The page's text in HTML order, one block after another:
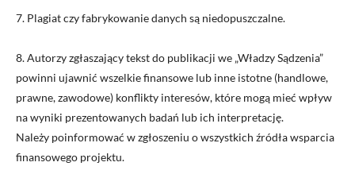
7. Plagiat czy fabrykowanie danych są niedopuszczalne.
8. Autorzy zgłaszający tekst do publikacji we „Władzy Sądzenia”
powinni ujawnić wszelkie finansowe lub inne istotne (handlowe,
prawne, zawodowe) konflikty interesów, które mogą mieć wpływ
na wyniki prezentowanych badań lub ich interpretację.
Należy poinformować w zgłoszeniu o wszystkich źródła wsparcia
finansowego projektu.